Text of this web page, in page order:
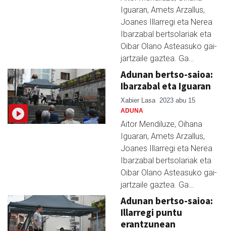
Iguaran, Amets Arzallus,
Joanes Illarregi eta Nerea
Ibarzabal bertsolariak eta
Oibar Olano Asteasuko gai-
jartzaile gaztea. Ga…
Adunan bertso-saioa:
Ibarzabal eta Iguaran
Xabier Lasa 2023 abu 15
ADUNA
Aitor Mendiluze, Oihana
Iguaran, Amets Arzallus,
Joanes Illarregi eta Nerea
Ibarzabal bertsolariak eta
Oibar Olano Asteasuko gai-
jartzaile gaztea. Ga…
Adunan bertso-saioa:
Illarregi puntu
erantzunean